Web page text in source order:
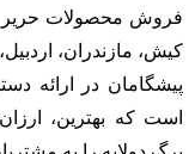
فروش محصولات حریر
کیش، مازندران،